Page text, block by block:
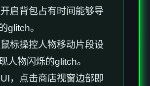
启背包占有时间能够导
glitch。
标操控人物移动片段设
人物闪烁的glitch。
，点击商店视窗边部即